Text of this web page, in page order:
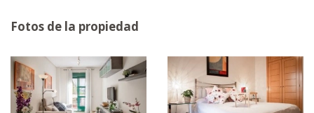
Fotos de la propiedad